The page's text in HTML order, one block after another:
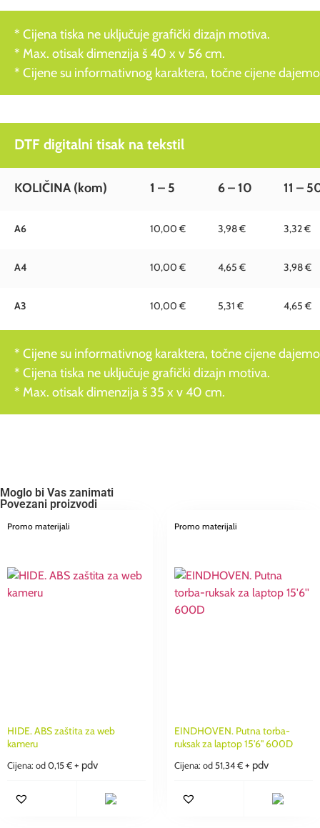
* Cijena tiska ne uključuje grafički dizajn motiva.
* Max. otisak dimenzija š 40 x v 56 cm.
* Cijene su informativnog karaktera, točne cijene
DTF digitalni tisak na tekstil
KOLIČINA (kom) 1 – 5 6 – 10 11 –
A6 10,00 € 3,98 € 3,32 €
A4 10,00 € 4,65 € 3,98 €
A3 10,00 € 5,31 € 4,65 €
* Cijene su informativnog karaktera, točne cijene
* Cijena tiska ne uključuje grafički dizajn motiva.
* Max. otisak dimenzija š 35 x v 40 cm.
Moglo bi Vas zanimati
Povezani proizvodi
Promo materijali
HIDE. ABS zaštita za web
kameru
Cijena: od 0,15 € + pdv
Promo materijali
EINDHOVEN. Putna torba-
ruksak za laptop 15'6'' 600D
Cijena: od 51,34 € + pdv